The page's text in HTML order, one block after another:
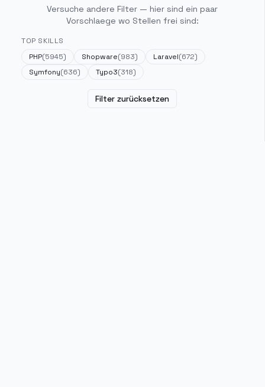
Versuche andere Filter — hier sind ein paar
Vorschlaege wo Stellen frei sind:
TOP SKILLS
PHP(5945) Shopware(983) Laravel(672)
Symfony(636) Typo3(318)
Filter zurücksetzen